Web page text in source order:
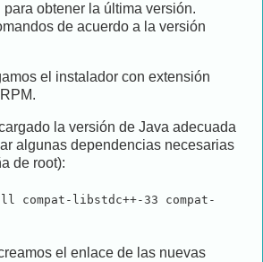
obtener la última versión.
de acuerdo a la versión
el instalador con extensión
la versión de Java adecuada
algunas dependencias necesarias
de root):
compat-libstdc++-33 compat-
el enlace de las nuevas